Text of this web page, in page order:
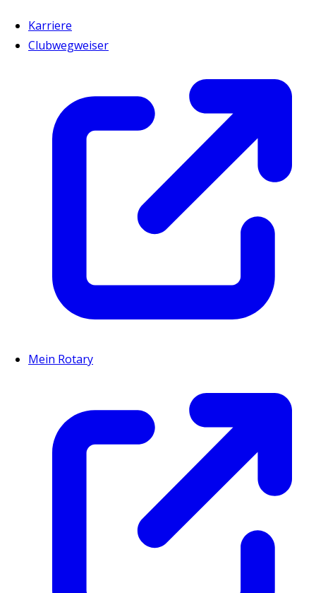
Karriere
Clubwegweiser
Mein Rotary